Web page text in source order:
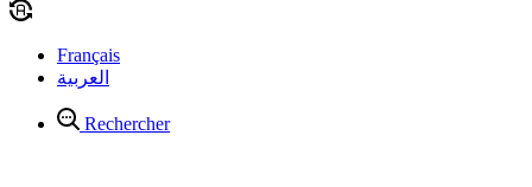
Français
العربية
Rechercher